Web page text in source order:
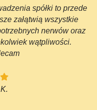
spółki to przede
załątwią wszystkie
nerwów oraz
wątpliwości.